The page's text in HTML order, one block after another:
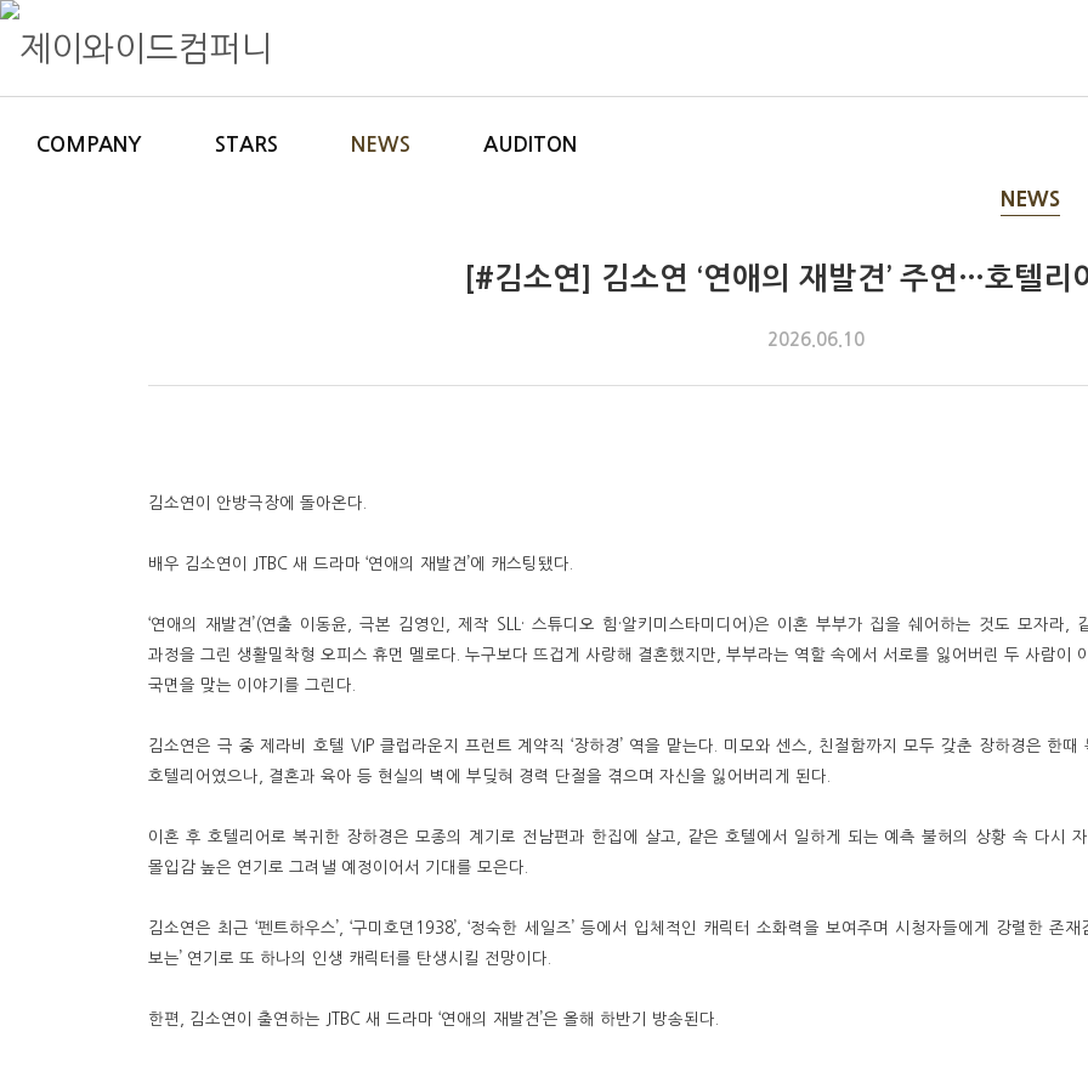
COMPANY STARS NEWS AUDITON
NEWS
[#김소연] 김소연 ‘연애의 재발견’ 주연…호텔리
2026.06.10
김소연이 안방극장에 돌아온다.
배우 김소연이 JTBC 새 드라마 ‘연애의 재발견’에 캐스팅됐다.
‘연애의 재발견’(연출 이동윤, 극본 김영인, 제작 SLL· 스튜디오 힘·알키미스타미디어)은 이혼 부부가 집을 쉐어하는 것도 모자라
과정을 그린 생활밀착형 오피스 휴먼 멜로다. 누구보다 뜨겁게 사랑해 결혼했지만, 부부라는 역할 속에서 서로를 잃어버린 두 사람이
국면을 맞는 이야기를 그린다.
김소연은 극 중 제라비 호텔 VIP 클럽라운지 프런트 계약직 ‘장하경’ 역을 맡는다. 미모와 센스, 친절함까지 모두 갖춘 장하경은 한
호텔리어였으나, 결혼과 육아 등 현실의 벽에 부딪혀 경력 단절을 겪으며 자신을 잃어버리게 된다.
이혼 후 호텔리어로 복귀한 장하경은 모종의 계기로 전남편과 한집에 살고, 같은 호텔에서 일하게 되는 예측 불허의 상황 속 다시
몰입감 높은 연기로 그려낼 예정이어서 기대를 모은다.
김소연은 최근 ‘펜트하우스’, ‘구미호뎐1938’, ‘정숙한 세일즈’ 등에서 입체적인 캐릭터 소화력을 보여주며 시청자들에게 강렬한 존
보는’ 연기로 또 하나의 인생 캐릭터를 탄생시킬 전망이다.
한편, 김소연이 출연하는 JTBC 새 드라마 ‘연애의 재발견’은 올해 하반기 방송된다.